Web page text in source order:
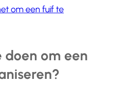
om een fuif te
doen om een